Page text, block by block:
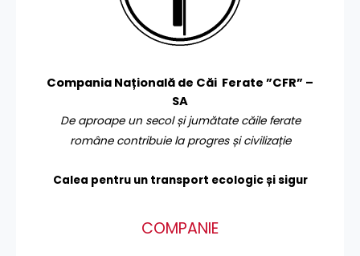
Compania Națională de Căi Ferate ”CFR” –
SA
De aproape un secol și jumătate căile ferate
române contribuie la progres și civilizație
Calea pentru un transport ecologic și sigur
COMPANIE